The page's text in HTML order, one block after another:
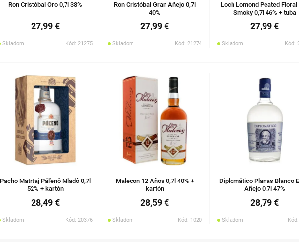
Ron Cristóbal Oro 0,7l 38%
27,99 €
Skladom Kód: 21275
Ron Cristóbal Gran Añejo 0,7l
40%
27,99 €
Skladom Kód: 21274
Loch Lomond Peated Floral
Smoky 0,7l 46% + tuba
27,99 €
Skladom Kód:
Pacho Matrtaj Páľenô Mladô 0,7l
52% + kartón
28,49 €
Skladom Kód: 20376
Malecon 12 Años 0,7l 40% +
kartón
28,59 €
Skladom Kód: 1020
Diplomático Planas Blanco
Añejo 0,7l 47%
28,79 €
Skladom